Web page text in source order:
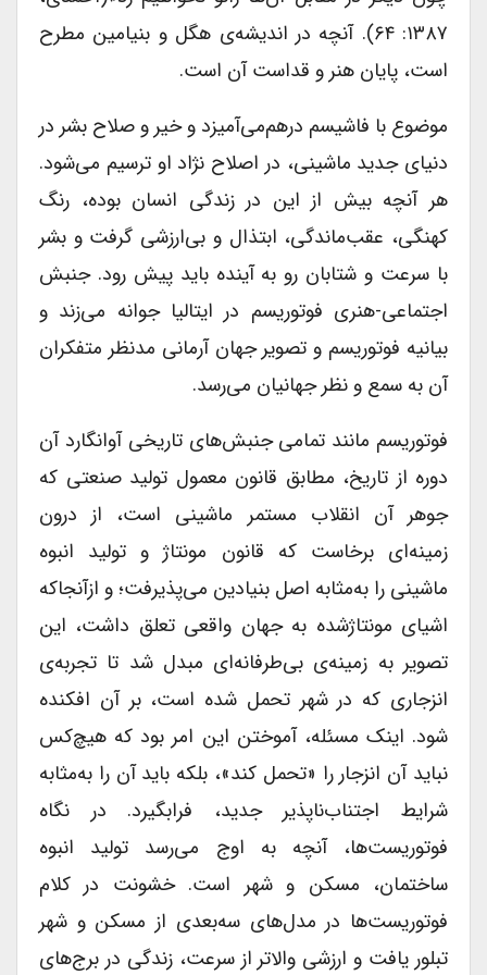
۱۳۸۷: ۶۴). آنچه در اندیشه‌ی هگل و بنیامین مطرح
است، پایان هنر و قداست آن است.
موضوع با فاشیسم درهم‌می‌آمیزد و خیر و صلاح بشر در
دنیای جدید ماشینی، در اصلاح نژاد او ترسیم می‌شود.
هر آنچه بیش از این در زندگی انسان بوده، رنگ
کهنگی، عقب‌ماندگی، ابتذال و بی‌ارزشی گرفت و بشر
با سرعت و شتابان رو به آینده باید پیش رود. جنبش
اجتماعی-هنری فوتوریسم در ایتالیا جوانه می‌زند و
بیانیه فوتوریسم و تصویر جهان آرمانی‌ مدنظر متفکران
آن به سمع و نظر جهانیان می‌رسد.
فوتوریسم مانند تمامی جنبش‌های تاریخی آوانگارد آن
دوره از تاریخ، مطابق قانون معمول تولید صنعتی که
جوهر آن انقلاب مستمر ماشینی است، از درون
زمینه‌ای برخاست که قانون مونتاژ و تولید انبوه
ماشینی را به‌مثابه اصل بنیادین می‌پذیرفت؛ و ازآنجاکه
اشیای مونتاژشده به جهان واقعی تعلق داشت، این
تصویر به زمینه‌ی بی‌طرفانه‌ای مبدل شد تا تجربه‌ی
انزجاری که در شهر تحمل شده است، بر آن افکنده
شود. اینک مسئله، آموختن این امر بود که هیچ‌کس
نباید آن انزجار را «تحمل کند»، بلکه باید آن را به‌مثابه
شرایط اجتناب‌ناپذیر جدید، فرابگیرد. در نگاه
فوتوریست‌ها، آنچه به اوج می‌رسد تولید انبوه
ساختمان، مسکن و شهر است. خشونت در کلام
فوتوریست‌ها در مدل‌های سه‌بعدی از مسکن و شهر
تبلور یافت و ارزشی والاتر از سرعت، زندگی در برج‌های